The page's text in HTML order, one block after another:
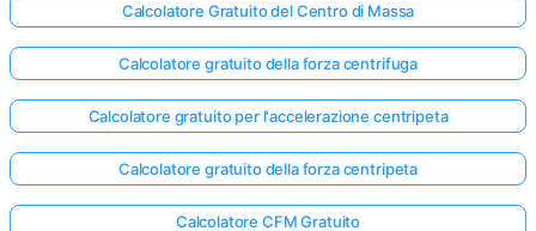
Calcolatore Gratuito del Centro di Massa
Calcolatore gratuito della forza centrifuga
Calcolatore gratuito per l'accelerazione centripeta
Calcolatore gratuito della forza centripeta
Calcolatore CFM Gratuito